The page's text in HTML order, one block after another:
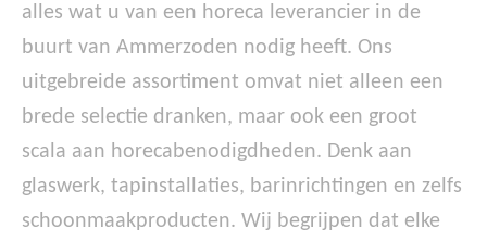
alles wat u van een horeca leverancier in de
buurt van Ammerzoden nodig heeft. Ons
uitgebreide assortiment omvat niet alleen een
brede selectie dranken, maar ook een groot
scala aan horecabenodigdheden. Denk aan
glaswerk, tapinstallaties, barinrichtingen en zelfs
schoonmaakproducten. Wij begrijpen dat elke